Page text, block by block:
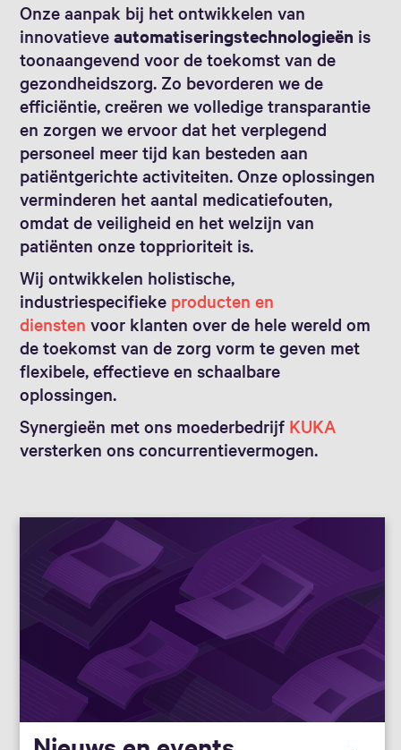
Onze aanpak bij het ontwikkelen van
innovatieveautomatiseringstechnologieën is
toonaangevend voor de toekomst van de
gezondheidszorg. Zo bevorderen we de
efficiëntie, creëren we volledige transparantie
en zorgen we ervoor dat het verplegend
personeel meer tijd kan besteden aan
patiëntgerichte activiteiten. Onze oplossingen
verminderen het aantal medicatiefouten,
omdat de veiligheid en het welzijn van
patiënten onze topprioriteit is.
Wij ontwikkelen holistische,
industriespecifieke producten en
diensten voor klanten over de hele wereld om
de toekomst van de zorg vorm te geven met
flexibele, effectieve en schaalbare
oplossingen.
Synergieën met ons moederbedrijf KUKA
versterken ons concurrentievermogen.